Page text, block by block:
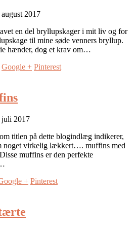
2017
en del bryllupskager i mit liv og for
til mine søde venners bryllup.
hænder, dog et krav om…
Google + Pinterest
juli 2017
titlen på dette blogindlæg indikerer,
noget virkelig lækkert…. muffins med
muffins er den perfekte
+ Pinterest